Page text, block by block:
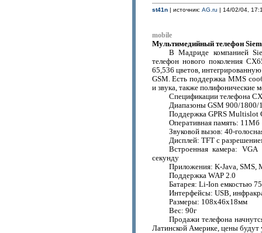
st41n| источник: AG.ru | 14/02/04,
mobile
Мультимедийный телефон
В Мадриде компанией
телефон нового поколения
65,536 цветов,
GSM. Есть поддержка MMS
и звука, также полифонические
Спецификации телефона
Диапазоны GSM 900/1800/
Поддержка GPRS Multislot
Оперативная память: 11Мб
Звуковой вызов: 40-
Дисплей: TFT с
Встроенная камера:
секунду
Приложения: K-Java, SMS,
Поддержка WAP 2.0
Батарея: Li-Ion емкостью
Интерфейсы: USB,
Размеры: 108х46х18мм
Вес: 90г
Продажи телефона
Латинской Америке, цены будут